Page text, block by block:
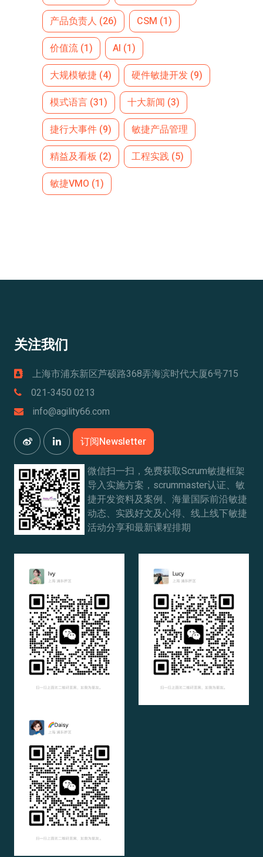
产品负责人 (26) CSM (1)
价值流 (1) AI (1)
大规模敏捷 (4) 硬件敏捷开发 (9)
模式语言 (31) 十大新闻 (3)
捷行大事件 (9)
敏捷产品管理
精益及看板 (2) 工程实践 (5)
敏捷VMO (1)
关注我们
上海市浦东新区芦硕路368弄海滨时代大厦6号715
021-3450 0213
info@agility66.com
订阅Newsletter
微信扫一扫，免费获取Scrum敏捷框架
导入实施方案，scrummaster认证、敏
捷开发资料及案例、海量国际前沿敏捷
动态、实践好文及心得、线上线下敏捷
活动分享和最新课程排期